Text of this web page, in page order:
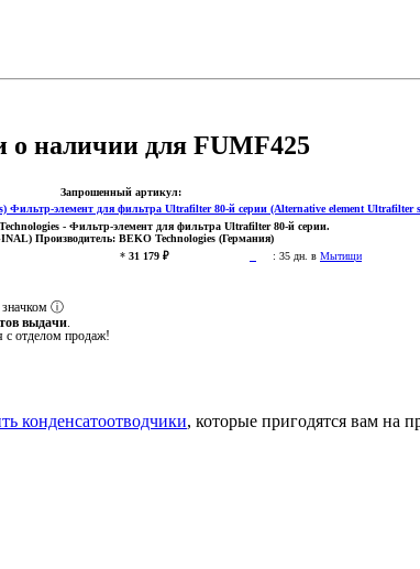
наличии для FUMF425
Запрошенный артикул:
- Фильтр-элемент для фильтра Ultrafilter 80-й серии.
Производитель: BEKO Technologies (Германия)
* 31 179 ₽ : 35 дн. в Мытищи
значком ⓘ
выдачи
с отделом продаж!
конденсатоотводчики, которые пригодятся вам на